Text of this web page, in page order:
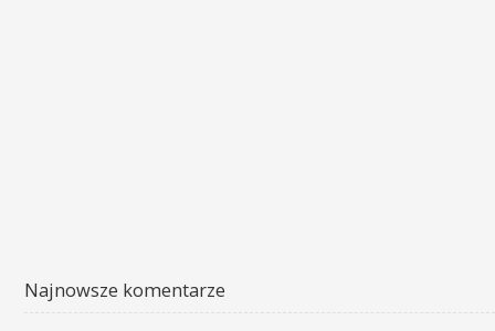
Najnowsze komentarze